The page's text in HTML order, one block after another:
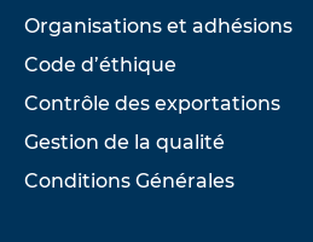
Organisations et adhésions
Code d’éthique
Contrôle des exportations
Gestion de la qualité
Conditions Générales